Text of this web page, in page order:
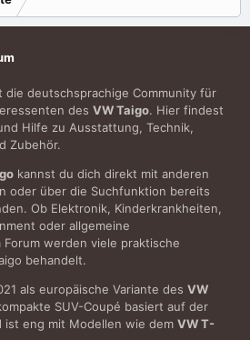
die deutschsprachige Community für
des VW Taigo. Hier findest
Hilfe zu Ausstattung, Technik,
Zubehör.
kannst du dich direkt mit anderen
oder über die Suchfunktion bereits
Ob Elektronik, Kinderkrankheiten,
oder allgemeine
werden viele praktische
behandelt.
als europäische Variante des VW
SUV-Coupé basiert auf der
ist eng mit Modellen wie dem VW T-